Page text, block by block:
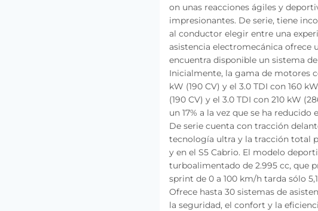
on unas reacciones ágiles y
impresionantes. De serie, tiene
al conductor elegir entre una
asistencia electromecánica ofrece
encuentra disponible un sistema
Inicialmente, la gama de motores
kW (190 CV) y el 3.0 TDI con 160
(190 CV) y el 3.0 TDI con 210 kW
un 17% a la vez que se ha
De serie cuenta con tracción
tecnología ultra y la tracción total
y en el S5 Cabrio. El modelo
turboalimentado de 2.995 cc, que
sprint de 0 a 100 km/h tarda sólo
Ofrece hasta 30 sistemas de
la seguridad, el confort y la